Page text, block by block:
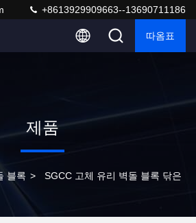
+8613929909663--13690711186
따옴표
제품
블록 > SGCC 고체 유리 벽돌 블록 닦은